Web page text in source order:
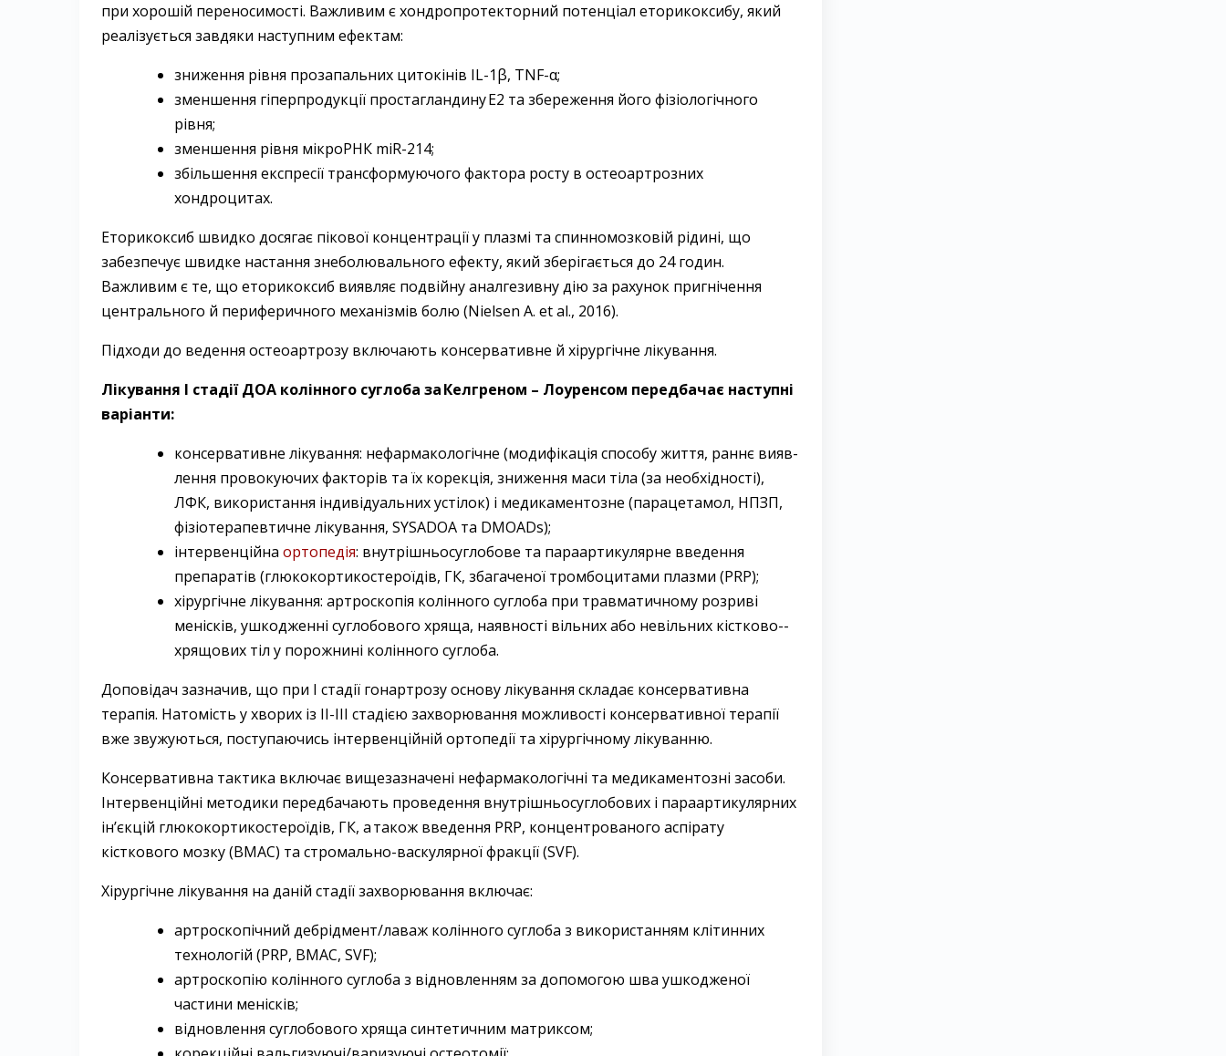
при хорошій переносимості. ­Важливим є хондропротекторний потенціал еторикоксибу, який
реалізується завдяки наступним ефектам:
зниження рівня прозапальних цитокінів IL-1β, TNF-α;
зменшення гіперпродукції простагландину Е2 та збереження його фізіологічного
рівня;
зменшення рівня мікроРНК miR-214;
збільшення експресії трансформуючого фактора росту в остеоартрозних
хондроцитах.
Еторикоксиб швидко досягає пікової концентрації у плазмі та спинномозковій рідині, що
забезпечує швидке настання знеболювального ефекту, який зберігається до 24 годин.
Важливим є те, що еторикоксиб виявляє подвійну аналгезивну дію за рахунок пригнічення
цент­рального й периферичного механізмів болю (Nielsen A. et al., 2016).
Підходи до ведення остеоартрозу включають консервативне й хірургічне лікування.
Лікування І стадії ДОА колінного суглоба за Келгреном – Лоуренсом передбачає наступні
варіанти:
консервативне лікування: нефармакологічне (модифікація способу життя, раннє вияв­
лення провокуючих факторів та їх корекція, зниження маси тіла (за необхідності),
ЛФК, використання індивідуальних устілок) і медикаментозне (парацетамол, НПЗП,
фізіотерапев­тичне лікування, SYSADOA та DMOADs);
інтервенційна ортопедія: внутрішньосуглобове та параартикулярне введення
препаратів (глюкокортикостероїдів, ГК, збагаченої тромбоцитами плазми (PRP);
хірургічне лікування: артроскопія колінного суглоба при травматичному розриві
меніс­ків, ушкодженні суглобового хряща, наявності вільних або невільних кістково-­
хрящових тіл у порожнині колінного суглоба.
Доповідач зазначив, що при І стадії гонарт­розу основу лікування складає консервативна
терапія. Натомість у хворих із ІІ-ІІІ стадією захворювання можливості консервативної терапії
вже звужуються, поступаючись інтервенційній ортопедії та хірургічному лікуванню.
Консервативна тактика включає вищезазначені нефармакологічні та медикаментозні засоби.
Інтервенційні методики передбачають проведення внутрішньосуглобових і параартикулярних
ін’єкцій глюкокортикостероїдів, ГК, а також введення PRP, концентрованого аспірату
кісткового мозку (BMAC) та стромально-­васкулярної фракції (SVF).
Хірургічне лікування на даній стадії захворювання включає:
артроскопічний дебрідмент/лаваж колінного суглоба з використанням клітинних
технологій (PRP, BMAC, SVF);
артроскопію колінного суглоба з відновленням за допомогою шва ушкодженої
частини менісків;
відновлення суглобового хряща синтетичним матриксом;